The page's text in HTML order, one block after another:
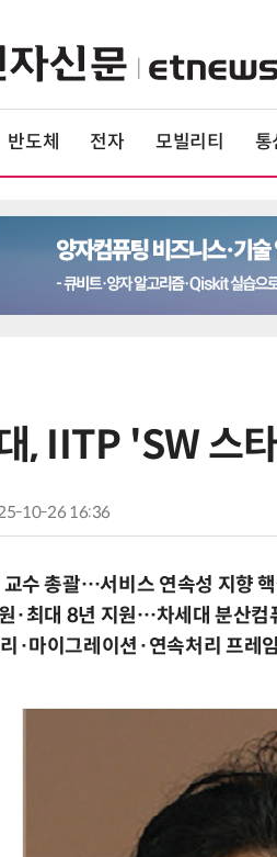
반도체 전자 모빌리티 통
, IITP 'SW 스
10-26 16:36
교수 총괄…서비스 연속성 지향
·최대 8년 지원…차세대 분산컴
·마이그레이션·연속처리 프레